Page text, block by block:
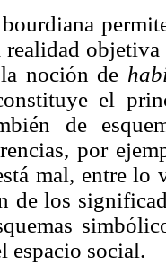
realidad
noción de
el
de
por
mal, entre lo
de los
espacio social.